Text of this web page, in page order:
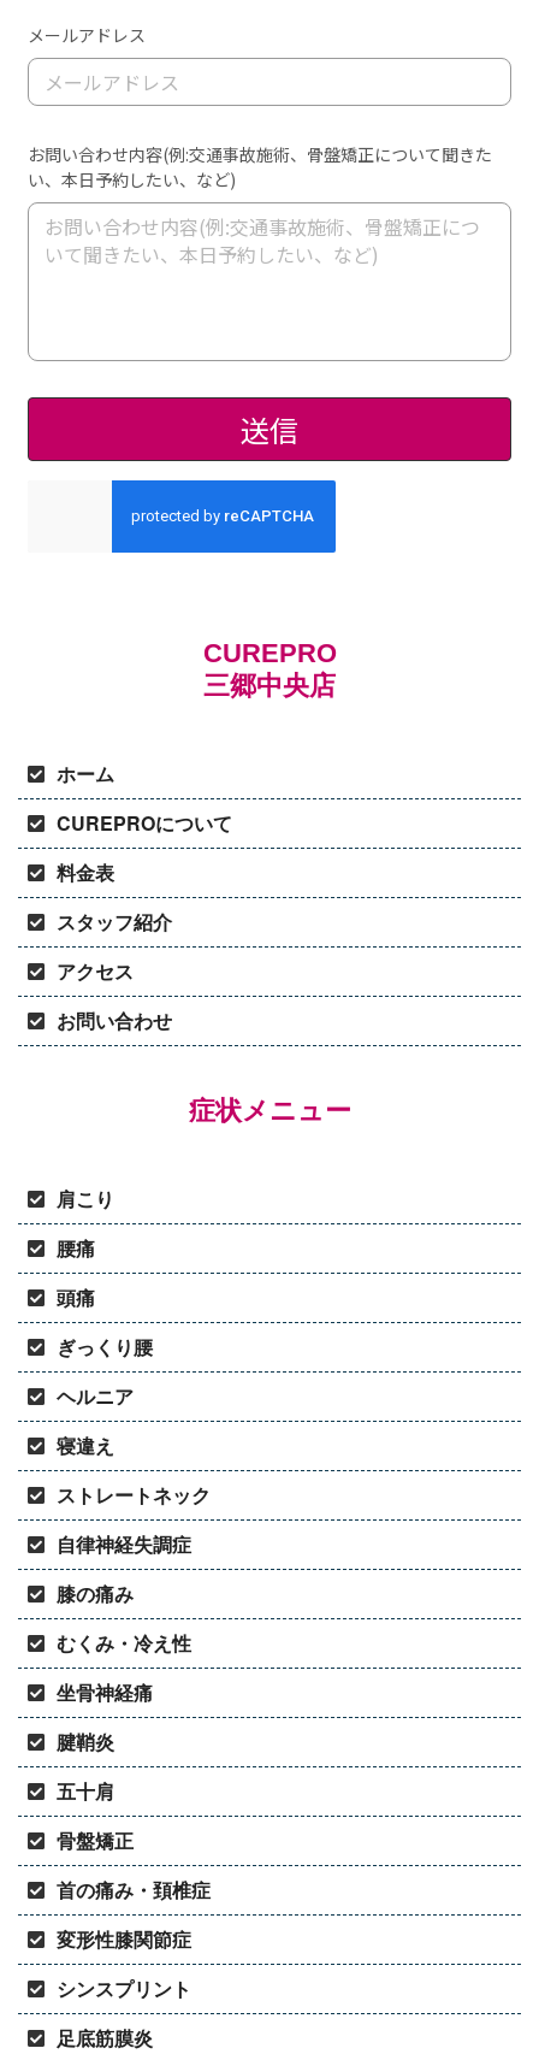
CUREPRO
三郷中央店
ホーム
CUREPROについて
料金表
スタッフ紹介
アクセス
お問い合わせ
症状メニュー
肩こり
腰痛
頭痛
ぎっくり腰
ヘルニア
寝違え
ストレートネック
自律神経失調症
膝の痛み
むくみ・冷え性
坐骨神経痛
腱鞘炎
五十肩
骨盤矯正
首の痛み・頚椎症
変形性膝関節症
シンスプリント
足底筋膜炎